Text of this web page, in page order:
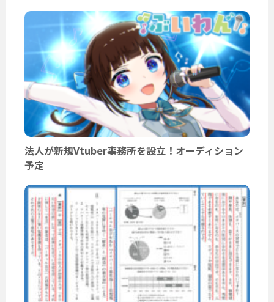
法人が新規Vtuber事務所を設立！オーディション
予定